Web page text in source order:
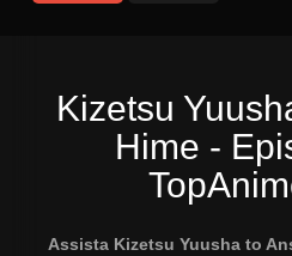
Kizetsu
Hime -
Assista Kizetsu Yuusha to